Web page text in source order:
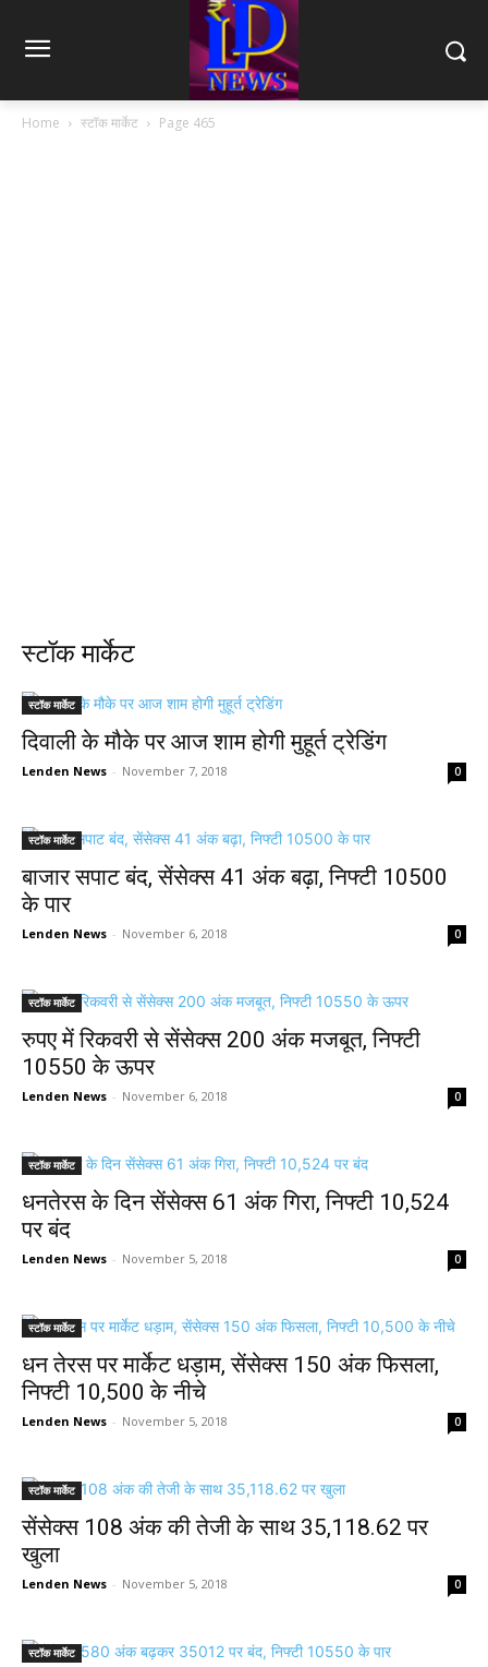
Home स्टॉक मार्केट Page 465
स्टॉक मार्केट
स्टॉक मार्केट
दिवाली के मौके पर आज शाम होगी मुहूर्त ट्रेडिंग
Lenden News - November 7, 2018 0
स्टॉक मार्केट
बाजार सपाट बंद, सेंसेक्स 41 अंक बढ़ा, निफ्टी 10500
के पार
Lenden News - November 6, 2018 0
स्टॉक मार्केट
रुपए में रिकवरी से सेंसेक्स 200 अंक मजबूत, निफ्टी
10550 के ऊपर
Lenden News - November 6, 2018 0
स्टॉक मार्केट
धनतेरस के दिन सेंसेक्स 61 अंक गिरा, निफ्टी 10,524
पर बंद
Lenden News - November 5, 2018 0
स्टॉक मार्केट
धन तेरस पर मार्केट धड़ाम, सेंसेक्स 150 अंक फिसला,
निफ्टी 10,500 के नीचे
Lenden News - November 5, 2018 0
स्टॉक मार्केट
सेंसेक्स 108 अंक की तेजी के साथ 35,118.62 पर
खुला
Lenden News - November 5, 2018 0
स्टॉक मार्केट